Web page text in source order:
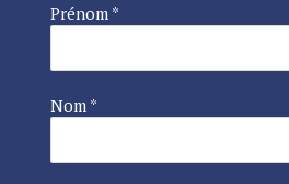
Prénom *
Nom *